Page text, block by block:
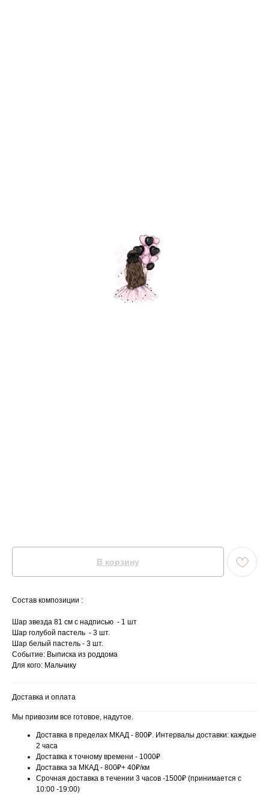
В корзину
Состав композиции :
Шар звезда 81 см с надписью - 1 шт
Шар голубой пастель - 3 шт.
Шар белый пастель - 3 шт.
Событие: Выписка из роддома
Для кого: Мальчику
Доставка и оплата
Мы привозим все готовое, надутое.
Доставка в пределах МКАД - 800₽. Интервалы доставки: каждые
2 часа
Доставка к точному времени - 1000₽
Доставка за МКАД - 800₽+ 40₽/км
Срочная доставка в течении 3 часов -1500₽ (принимается с
10:00 -19:00)